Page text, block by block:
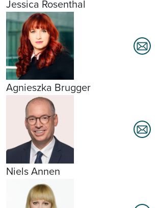
Jessica Rosenthal
Agnieszka Brugger
Niels Annen